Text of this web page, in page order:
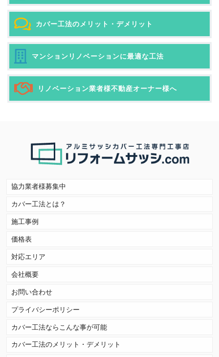
カバー工法のメリット・デメリット
マンションリノベーションに最適な工法
リノベーション業者様不動産オーナー様へ
協力業者様募集中
カバー工法とは？
施工事例
価格表
対応エリア
会社概要
お問い合わせ
プライバシーポリシー
カバー工法ならこんな事が可能
カバー工法のメリット・デメリット